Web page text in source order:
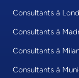
Consultants à
Consultants à
Consultants à
Consultants à